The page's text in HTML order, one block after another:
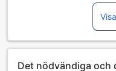
Det nödvändiga och